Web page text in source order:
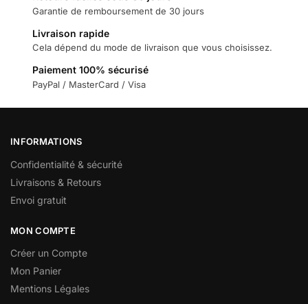
Garantie de remboursement de 30 jours
Livraison rapide
Cela dépend du mode de livraison que vous choisissez.
Paiement 100% sécurisé
PayPal / MasterCard / Visa
INFORMATIONS
Confidentialité & sécurité
Livraisons & Retours
Envoi gratuit
MON COMPTE
Créer un Compte
Mon Panier
Mentions Légales